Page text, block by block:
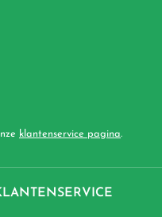
klantenservice pagina.